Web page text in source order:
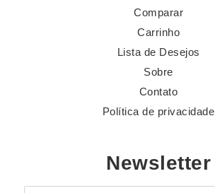
Comparar
Carrinho
Lista de Desejos
Sobre
Contato
Política de privacidade
Newsletter